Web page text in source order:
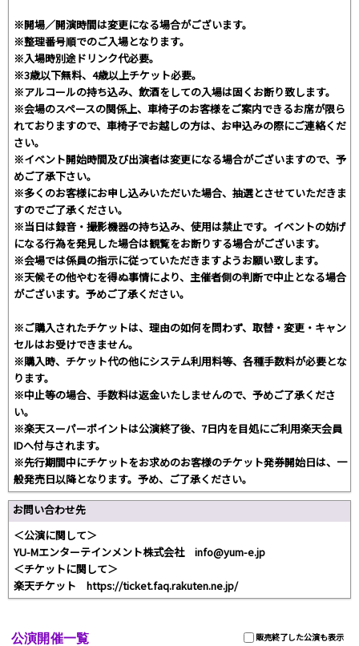
※開場／開演時間は変更になる場合がございます。
※整理番号順でのご入場となります。
※入場時別途ドリンク代必要。
※3歳以下無料、4歳以上チケット必要。
※アルコールの持ち込み、飲酒をしての入場は固くお断り致します。
※会場のスペースの関係上、車椅子のお客様をご案内できるお席が限ら
れておりますので、車椅子でお越しの方は、お申込みの際にご連絡くだ
さい。
※イベント開始時間及び出演者は変更になる場合がございますので、予
めご了承下さい。
※多くのお客様にお申し込みいただいた場合、抽選とさせていただきま
すのでご了承ください。
※当日は録音・撮影機器の持ち込み、使用は禁止です。イベントの妨げ
になる行為を発見した場合は観覧をお断りする場合がございます。
※会場では係員の指示に従っていただきますようお願い致します。
※天候その他やむを得ぬ事情により、主催者側の判断で中止となる場合
がございます。予めご了承ください。
※ご購入されたチケットは、理由の如何を問わず、取替・変更・キャン
セルはお受けできません。
※購入時、チケット代の他にシステム利用料等、各種手数料が必要とな
ります。
※中止等の場合、手数料は返金いたしませんので、予めご了承くださ
い。
※楽天スーパーポイントは公演終了後、7日内を目処にご利用楽天会員
IDへ付与されます。
※先行期間中にチケットをお求めのお客様のチケット発券開始日は、一
般発売日以降となります。予め、ご了承ください。
お問い合わせ先
＜公演に関して＞
YU-Mエンターテインメント株式会社 info@yum-e.jp
＜チケットに関して＞
楽天チケット https://ticket.faq.rakuten.ne.jp/
販売終了した公演も表示
公演開催一覧